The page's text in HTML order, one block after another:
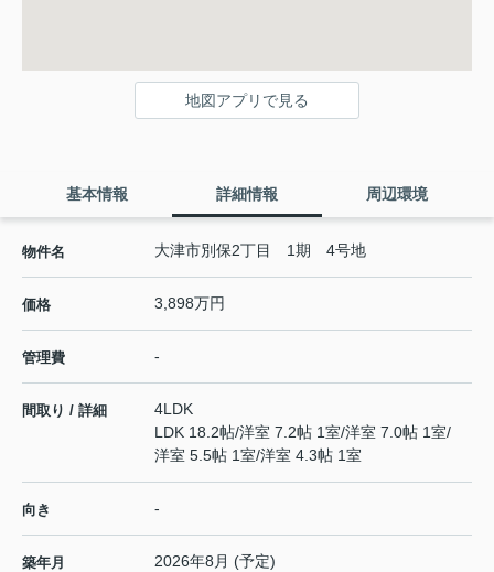
地図アプリで見る
基本情報 詳細情報 周辺環境
物件名 大津市別保2丁目 1期 4号地
価格 3,898万円
管理費 -
間取り / 詳細
4LDK
LDK 18.2帖/洋室 7.2帖 1室/洋室 7.0帖 1室/
洋室 5.5帖 1室/洋室 4.3帖 1室
向き -
築年月 2026年8月 (予定)